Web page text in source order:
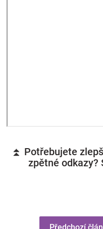
⏫ Potřebujete
zpětné odkazy?